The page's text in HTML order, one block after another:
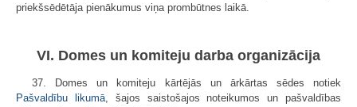
priekšsēdētāja pienākumus viņa prombūtnes laikā.
VI. Domes un komiteju darba organizācija
37. Domes un komiteju kārtējās un ārkārtas sēdes notiek
Pašvaldību likumā, šajos saistošajos noteikumos un pašvaldības